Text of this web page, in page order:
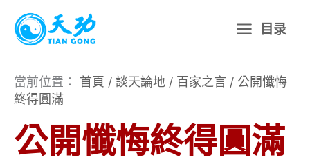
主
目录
當前位置： 首頁 / 談天論地 / 百家之言 / 公開懺悔
終得圓滿
公開懺悔終得圓滿